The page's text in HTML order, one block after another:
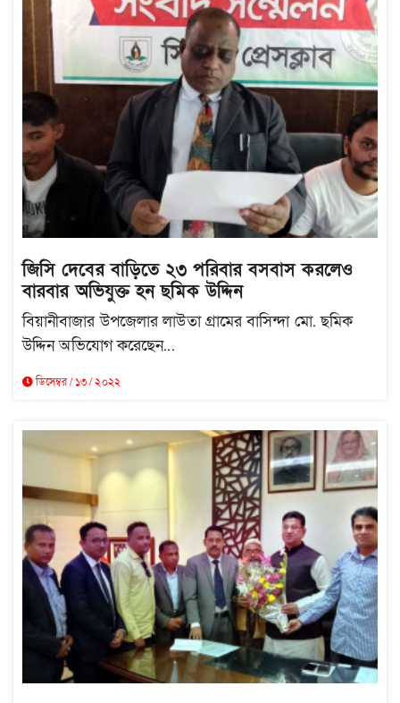
জিসি দেবের বাড়িতে ২৩ পরিবার বসবাস করলেও
বারবার অভিযুক্ত হন ছমিক উদ্দিন
বিয়ানীবাজার উপজেলার লাউতা গ্রামের বাসিন্দা মো. ছমিক
উদ্দিন অভিযোগ করেছেন...
ডিসেম্বর / ১৩ / ২০২২